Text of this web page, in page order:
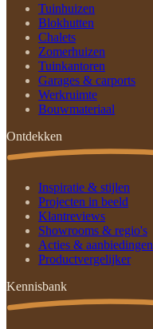
Tuinhuizen
Blokhutten
Chalets
Zomerhuizen
Tuinkantoren
Garages & carports
Werkruimte
Bouwmateriaal
Ontdekken
Inspiratie & stijlen
Projecten in beeld
Klantreviews
Showrooms & regio's
Acties & aanbiedingen
Productvergelijker
Kennisbank